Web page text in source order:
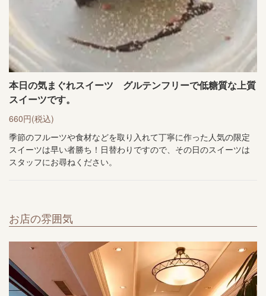
本日の気まぐれスイーツ グルテンフリーで低糖質な上質
スイーツです。
660円(税込)
季節のフルーツや食材などを取り入れて丁寧に作った人気の限定
スイーツは早い者勝ち！日替わりですので、その日のスイーツは
スタッフにお尋ねください。
お店の雰囲気